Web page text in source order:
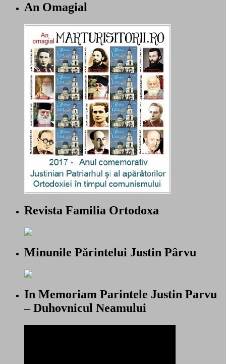
An Omagial
Revista Familia Ortodoxa
Minunile Părintelui Justin Pârvu
In Memoriam Parintele Justin Parvu
– Duhovnicul Neamului